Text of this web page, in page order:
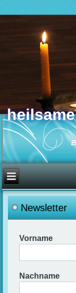
Newsletter
Vorname
Nachname